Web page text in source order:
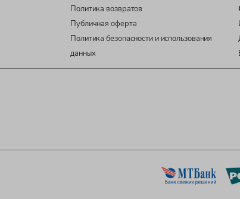
Политика возвратов
Публичная оферта
Политика безопасности и использования
данных